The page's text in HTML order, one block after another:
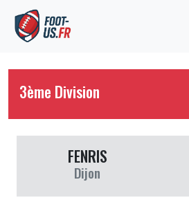
3ème Division
FENRIS
Dijon